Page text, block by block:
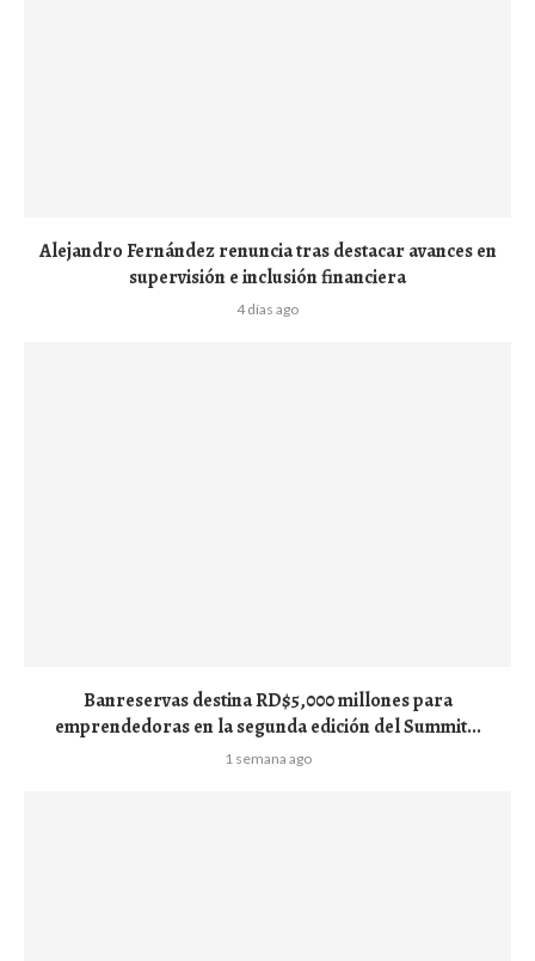
Alejandro Fernández renuncia tras destacar avances en
supervisión e inclusión financiera
4 días ago
Banreservas destina RD$5,000 millones para
emprendedoras en la segunda edición del Summit...
1 semana ago